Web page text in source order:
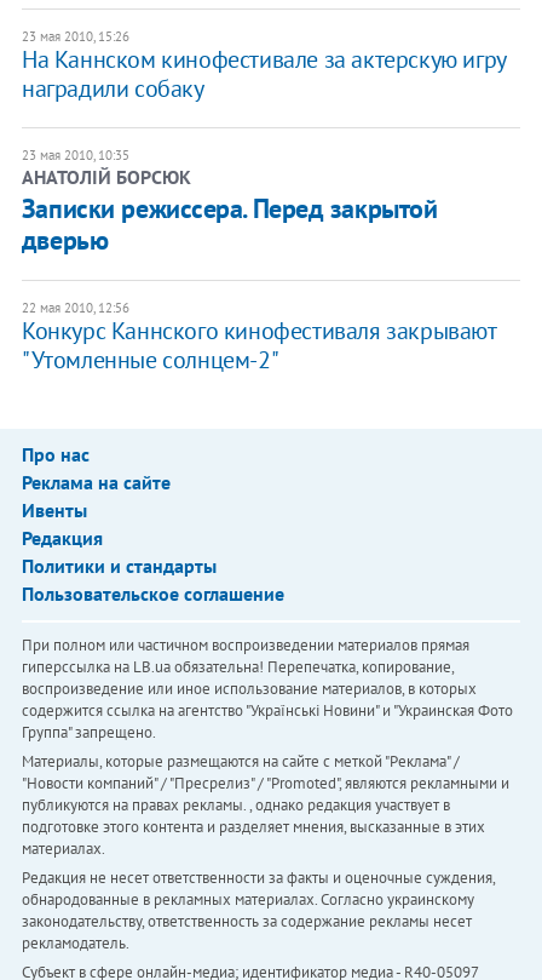
23 мая 2010, 15:26
На Каннском кинофестивале за актерскую игру
наградили собаку
23 мая 2010, 10:35
АНАТОЛІЙ БОРСЮК
Записки режиссера. Перед закрытой
дверью
22 мая 2010, 12:56
Конкурс Каннского кинофестиваля закрывают
"Утомленные солнцем-2"
Про нас
Реклама на сайте
Ивенты
Редакция
Политики и стандарты
Пользовательское соглашение
При полном или частичном воспроизведении материалов прямая
гиперссылка на LB.ua обязательна! Перепечатка, копирование,
воспроизведение или иное использование материалов, в которых
содержится ссылка на агентство "Українськi Новини" и "Украинская Фото
Группа" запрещено.
Материалы, которые размещаются на сайте с меткой "Реклама" /
"Новости компаний" / "Пресрелиз" / "Promoted", являются рекламными и
публикуются на правах рекламы. , однако редакция участвует в
подготовке этого контента и разделяет мнения, высказанные в этих
материалах.
Редакция не несет ответственности за факты и оценочные суждения,
обнародованные в рекламных материалах. Согласно украинскому
законодательству, ответственность за содержание рекламы несет
рекламодатель.
Субъект в сфере онлайн-медиа; идентификатор медиа - R40-05097